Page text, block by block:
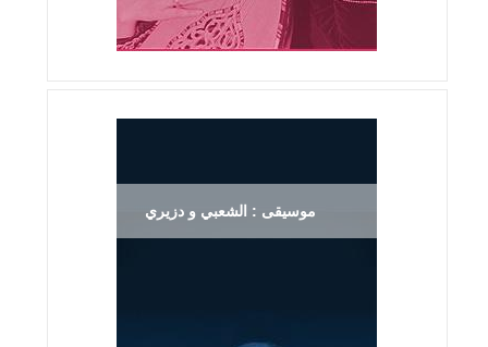
موسيقى : الشعبي و دزيري